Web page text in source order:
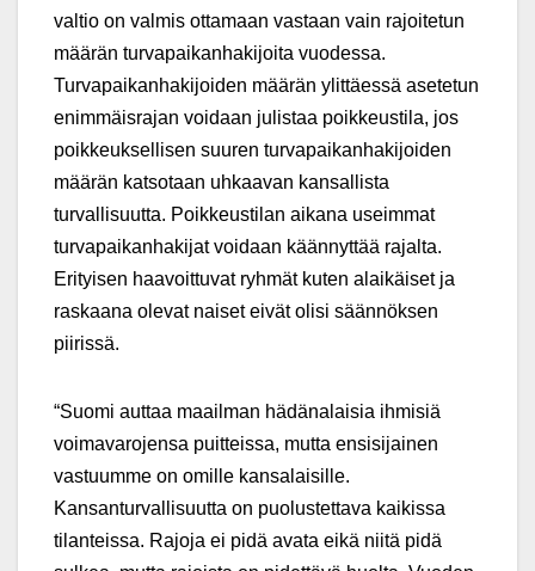
valtio on valmis ottamaan vastaan vain rajoitetun
määrän turvapaikanhakijoita vuodessa.
Turvapaikanhakijoiden määrän ylittäessä asetetun
enimmäisrajan voidaan julistaa poikkeustila, jos
poikkeuksellisen suuren turvapaikanhakijoiden
määrän katsotaan uhkaavan kansallista
turvallisuutta. Poikkeustilan aikana useimmat
turvapaikanhakijat voidaan käännyttää rajalta.
Erityisen haavoittuvat ryhmät kuten alaikäiset ja
raskaana olevat naiset eivät olisi säännöksen
piirissä.
“Suomi auttaa maailman hädänalaisia ihmisiä
voimavarojensa puitteissa, mutta ensisijainen
vastuumme on omille kansalaisille.
Kansanturvallisuutta on puolustettava kaikissa
tilanteissa. Rajoja ei pidä avata eikä niitä pidä